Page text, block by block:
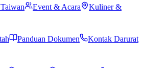
Event & Acara
Kuliner &
Panduan Dokumen
Kontak Darurat